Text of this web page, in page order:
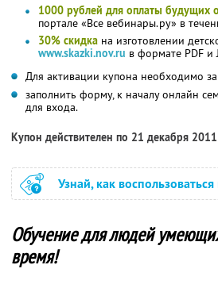
1000 рублей для оплаты будущих
портале «Все вебинары.ру» в
30% скидка на изготовлении
www.skazki.nov.ru в формате PDF и
Для активации купона необходимо
заполнить форму, к началу онлайн
для входа.
Купон действителен по 21 декабря
Узнай, как
Обучение для людей
время!